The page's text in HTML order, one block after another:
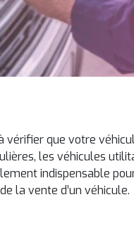
vérifier que votre
les véhicules
indispensable
la vente d’un véhicule.